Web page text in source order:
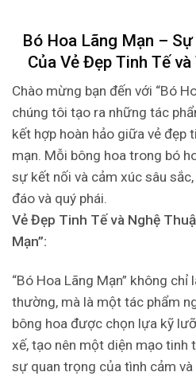
Bó Hoa Lãng Mạn –
Của Vẻ Đẹp Tinh Tế
Chào mừng bạn đến với “Bó
chúng tôi tạo ra những tác
kết hợp hoàn hảo giữa vẻ đẹp
mạn. Mỗi bông hoa trong bó
sự kết nối và cảm xúc sâu
đáo và quý phái.
Vẻ Đẹp Tinh Tế và Nghệ
Mạn”:
“Bó Hoa Lãng Mạn” không
thường, mà là một tác phẩm
bông hoa được chọn lựa kỹ
xế, tạo nên một diện mạo tinh
sự quan trọng của tình cảm và